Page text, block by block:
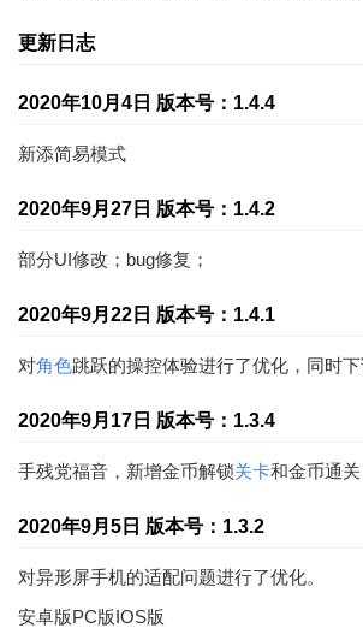
更新日志
2020年10月4日 版本号：1.4.4
新添简易模式
2020年9月27日 版本号：1.4.2
部分UI修改；bug修复；
2020年9月22日 版本号：1.4.1
对角色跳跃的操控体验进行了优化，同时
2020年9月17日 版本号：1.3.4
手残党福音，新增金币解锁关卡和金币通关
2020年9月5日 版本号：1.3.2
对异形屏手机的适配问题进行了优化。
安卓版PC版IOS版